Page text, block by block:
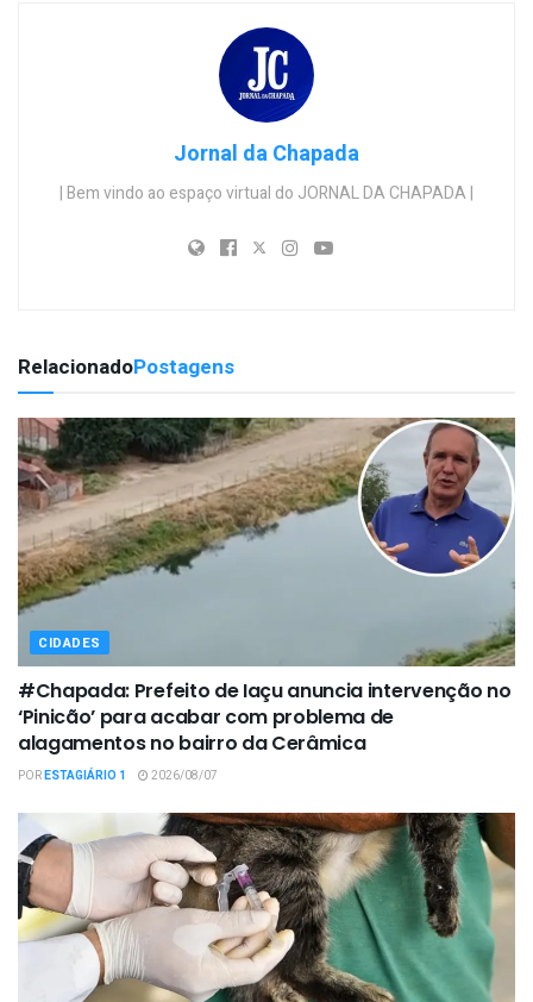
Jornal da Chapada
| Bem vindo ao espaço virtual do JORNAL DA CHAPADA |
RelacionadoPostagens
CIDADES
#Chapada: Prefeito de Iaçu anuncia intervenção no
‘Pinicão’ para acabar com problema de
alagamentos no bairro da Cerâmica
PORESTAGIÁRIO 1 2026/08/07